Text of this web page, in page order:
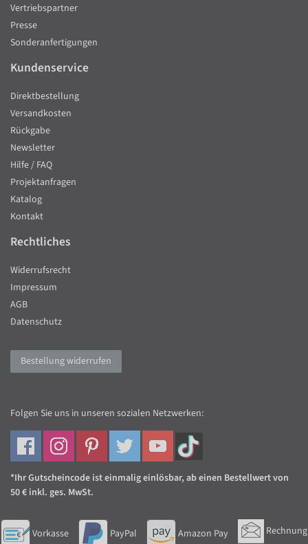
Vertriebspartner
Presse
Sonderanfertigungen
Kundenservice
Direktbestellung
Versandkosten
Rückgabe
Newsletter
Hilfe / FAQ
Projektanfragen
Katalog
Kontakt
Rechtliches
Widerrufsrecht
Impressum
AGB
Datenschutz
Bestellung widerrufen
Folgen Sie uns in unseren sozialen Netzwerken:
*Ihr Gutscheincode ist einmalig einlösbar, ab einen Bestellwert von
50 € inkl. ges. MwSt.
Vorkasse PayPal Amazon Pay Rechnung